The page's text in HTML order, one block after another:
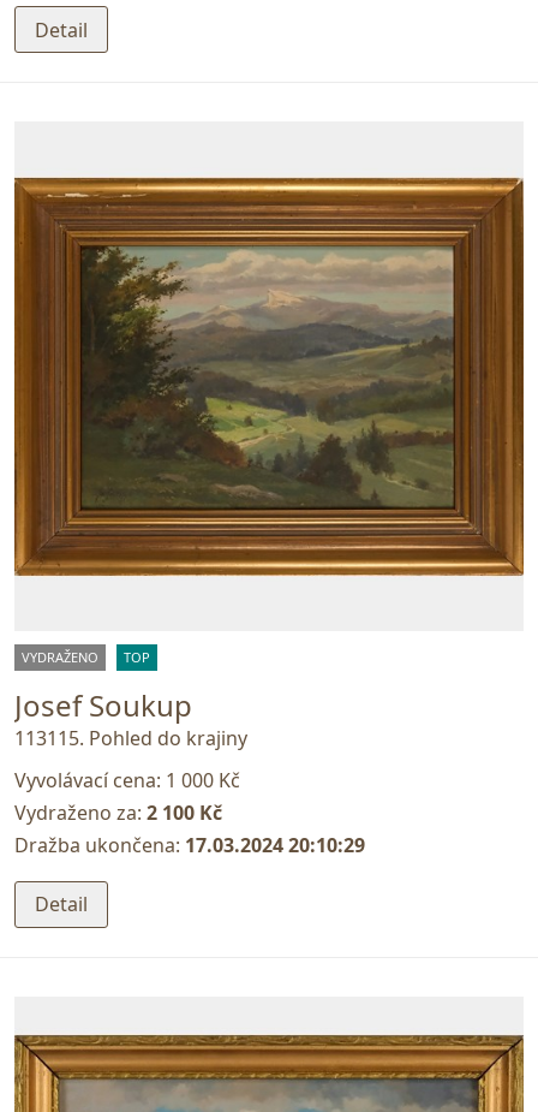
Detail
VYDRAŽENO TOP
Josef Soukup
113115. Pohled do krajiny
Vyvolávací cena: 1 000 Kč
Vydraženo za: 2 100 Kč
Dražba ukončena: 17.03.2024 20:10:29
Detail